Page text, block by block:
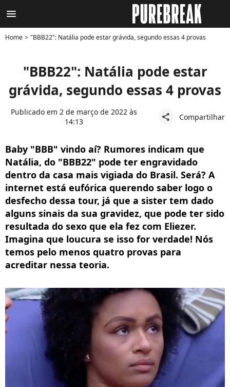
menu
Home "BBB22": Natália pode estar grávida, segundo essas 4 provas
"BBB22": Natália pode estar
grávida, segundo essas 4 provas
Publicado em 2 de março de 2022 às
14:13
share Compartilhar
Baby "BBB" vindo aí? Rumores indicam que
Natália, do "BBB22" pode ter engravidado
dentro da casa mais vigiada do Brasil. Será? A
internet está eufórica querendo saber logo o
desfecho dessa tour, já que a sister tem dado
alguns sinais da sua gravidez, que pode ter sido
resultada do sexo que ela fez com Eliezer.
Imagina que loucura se isso for verdade! Nós
temos pelo menos quatro provas para
acreditar nessa teoria.